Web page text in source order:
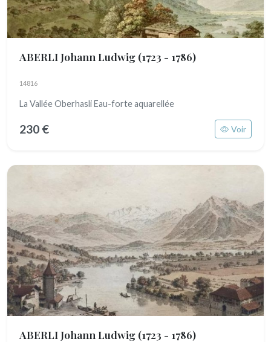
ABERLI Johann Ludwig (1723 - 1786)
14816
La Vallée Oberhasli Eau-forte aquarellée
230 € Voir
ABERLI Johann Ludwig (1723 - 1786)